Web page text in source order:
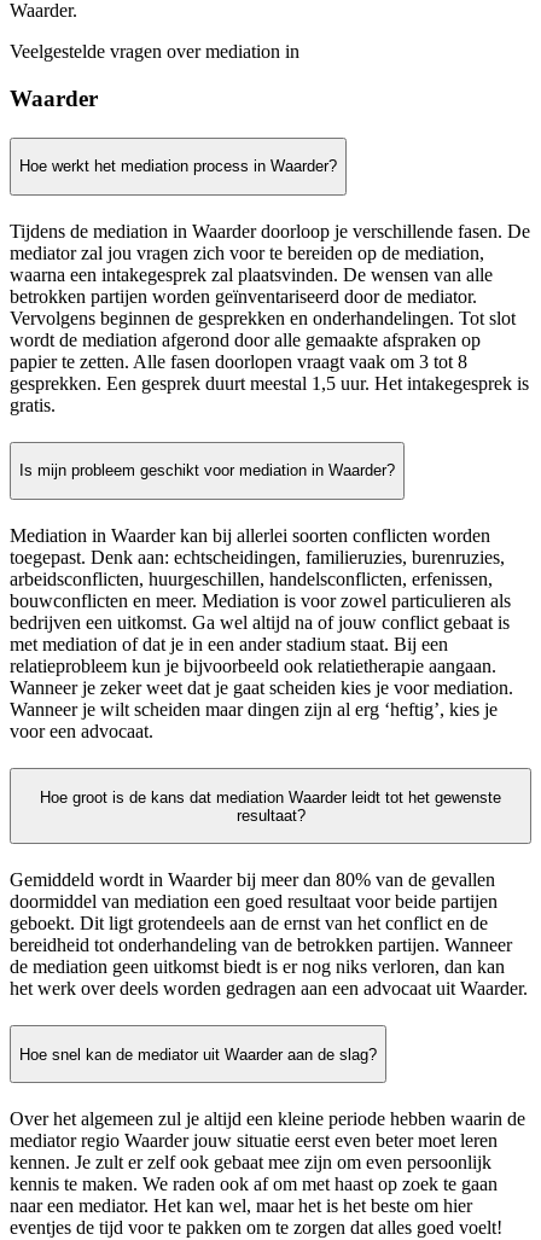
Waarder.
Veelgestelde vragen over mediation in
Waarder
Hoe werkt het mediation process in Waarder?
Tijdens de mediation in Waarder doorloop je verschillende fasen. De
mediator zal jou vragen zich voor te bereiden op de mediation,
waarna een intakegesprek zal plaatsvinden. De wensen van alle
betrokken partijen worden geïnventariseerd door de mediator.
Vervolgens beginnen de gesprekken en onderhandelingen. Tot slot
wordt de mediation afgerond door alle gemaakte afspraken op
papier te zetten. Alle fasen doorlopen vraagt vaak om 3 tot 8
gesprekken. Een gesprek duurt meestal 1,5 uur. Het intakegesprek is
gratis.
Is mijn probleem geschikt voor mediation in Waarder?
Mediation in Waarder kan bij allerlei soorten conflicten worden
toegepast. Denk aan: echtscheidingen, familieruzies, burenruzies,
arbeidsconflicten, huurgeschillen, handelsconflicten, erfenissen,
bouwconflicten en meer. Mediation is voor zowel particulieren als
bedrijven een uitkomst. Ga wel altijd na of jouw conflict gebaat is
met mediation of dat je in een ander stadium staat. Bij een
relatieprobleem kun je bijvoorbeeld ook relatietherapie aangaan.
Wanneer je zeker weet dat je gaat scheiden kies je voor mediation.
Wanneer je wilt scheiden maar dingen zijn al erg ‘heftig’, kies je
voor een advocaat.
Hoe groot is de kans dat mediation Waarder leidt tot het gewenste
resultaat?
Gemiddeld wordt in Waarder bij meer dan 80% van de gevallen
doormiddel van mediation een goed resultaat voor beide partijen
geboekt. Dit ligt grotendeels aan de ernst van het conflict en de
bereidheid tot onderhandeling van de betrokken partijen. Wanneer
de mediation geen uitkomst biedt is er nog niks verloren, dan kan
het werk over deels worden gedragen aan een advocaat uit Waarder.
Hoe snel kan de mediator uit Waarder aan de slag?
Over het algemeen zul je altijd een kleine periode hebben waarin de
mediator regio Waarder jouw situatie eerst even beter moet leren
kennen. Je zult er zelf ook gebaat mee zijn om even persoonlijk
kennis te maken. We raden ook af om met haast op zoek te gaan
naar een mediator. Het kan wel, maar het is het beste om hier
eventjes de tijd voor te pakken om te zorgen dat alles goed voelt!